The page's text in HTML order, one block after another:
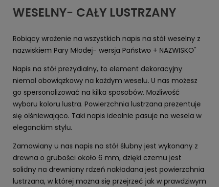
WESELNY- CAŁY LUSTRZANY
Robiący wrażenie na wszystkich napis na stół weselny z
nazwiskiem Pary Młodej- wersja Państwo + NAZWISKO"
Napis na stół prezydialny, to element dekoracyjny
niemal obowiązkowy na każdym weselu. U nas możesz
go spersonalizować na kilka sposobów. Możliwość
wyboru koloru lustra. Powierzchnia lustrzana prezentuje
się olśniewająco. Taki napis idealnie pasuje na wesela w
eleganckim stylu.
Zamawiany u nas napis na stół ślubny jest wykonany z
drewna o grubości około 6 mm, dzięki czemu jest
solidny na drewniany rdzeń nakładana jest powierzchnia
lustrzana, w której można się przejrzeć jak w prawdziwym